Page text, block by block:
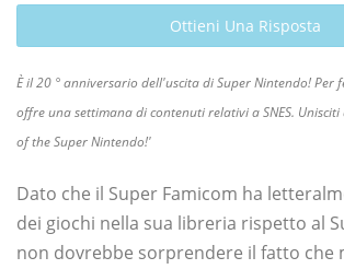
Ottieni Una Risposta
È il 20 ° anniversario dell'uscita di Super Nintendo! Per
offre una settimana di contenuti relativi a SNES.
of the Super Nintendo!'
Dato che il Super Famicom ha
dei giochi nella sua libreria rispetto al
non dovrebbe sorprendere il fatto che